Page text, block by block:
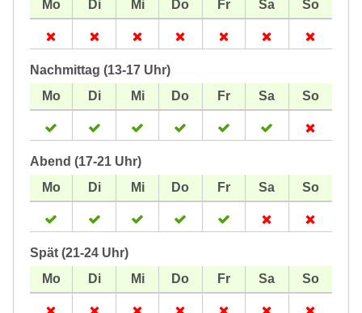
Nachmittag (13-17 Uhr)
Abend (17-21 Uhr)
Spät (21-24 Uhr)